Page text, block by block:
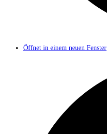
Öffnet in einem neuen Fenster